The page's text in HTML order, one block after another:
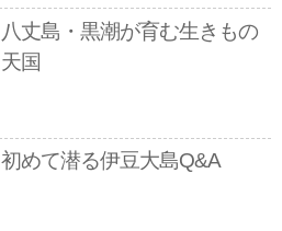
八丈島・黒潮が育む生きもの
天国
初めて潜る伊豆大島Q&A